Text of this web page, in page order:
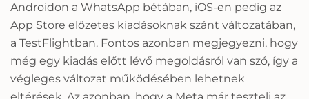
Androidon a WhatsApp bétában, iOS-en pedig az
App Store előzetes kiadásoknak szánt változatában,
a TestFlightban. Fontos azonban megjegyezni, hogy
még egy kiadás előtt lévő megoldásról van szó, így a
végleges változat működésében lehetnek